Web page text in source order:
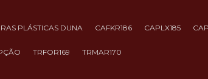
PLÁSTICAS DUNA CAFKR186 CAPLX185
TRFOR169 TRMAR170